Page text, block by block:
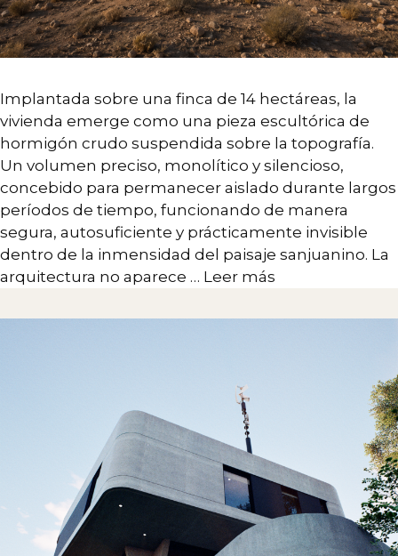
Implantada sobre una finca de 14 hectáreas, la
vivienda emerge como una pieza escultórica de
hormigón crudo suspendida sobre la topografía.
Un volumen preciso, monolítico y silencioso,
concebido para permanecer aislado durante largos
períodos de tiempo, funcionando de manera
segura, autosuficiente y prácticamente invisible
dentro de la inmensidad del paisaje sanjuanino. La
arquitectura no aparece … Leer más